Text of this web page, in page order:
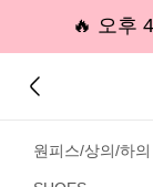
🔥 오후
원피스/상의/하의